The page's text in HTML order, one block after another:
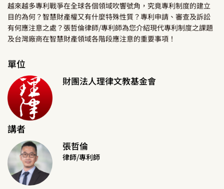
越來越多專利戰爭在全球各個領域吹響號角，究竟專利制度的建立
目的為何？智慧財產權又有什麼特殊性質？專利申請、審查及訴訟
有何應注意之處？張哲倫律師/專利師為您介紹現代專利制度之課題
及台灣廠商在智慧財產領域各階段應注意的重要事項！
單位
財團法人理律文教基金會
講者
張哲倫
律師/專利師